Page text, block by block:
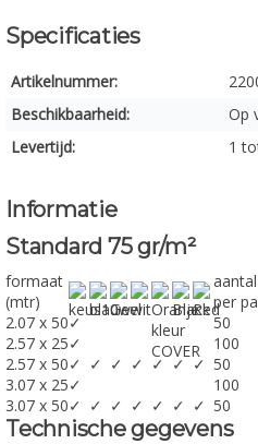
Specificaties
Artikelnummer:
Beschikbaarheid:
Op
Levertijd:
1
Informatie
Standard 75 gr/m²
formaat
(mtr)
per
2.07 x 50✓
50
2.57 x 25✓
100
2.57 x 50✓ ✓ ✓ ✓ ✓ ✓ ✓ 50
3.07 x 25✓
100
3.07 x 50✓ ✓ ✓ ✓ ✓ ✓ ✓ 50
Technische gegevens